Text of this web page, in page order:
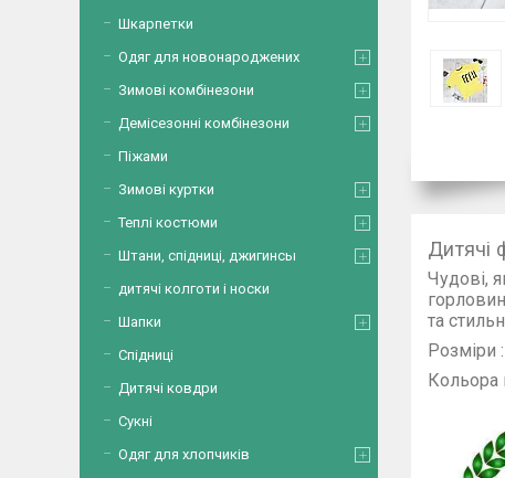
Дитячі
Чудові,
та
Розміри
Шкарпетки
Одяг для новонароджених
Зимові комбінезони
Демісезонні комбінезони
Піжами
Зимові куртки
Теплі костюми
Штани, спідниці, джигинсы
дитячі колготи і носки
Шапки
Спідниці
Дитячі ковдри
Сукні
Одяг для хлопчиків